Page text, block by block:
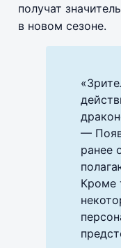
получат
в новом сезоне.
—
ранее
Кроме